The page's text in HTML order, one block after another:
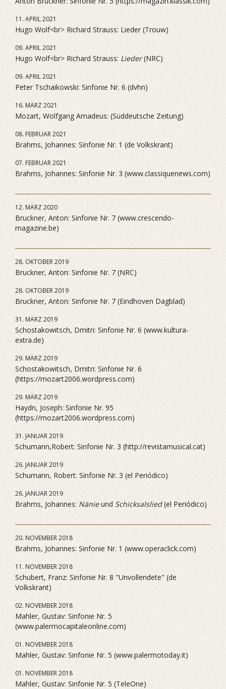
11. APRIL 2021
Hugo Wolf<br> Richard Strauss: Lieder (Trouw)
09. APRIL 2021
Hugo Wolf<br> Richard Strauss: Lieder(NRC)
09. APRIL 2021
Peter Tschaikowski: Sinfonie Nr. 6 (dvhn)
16. MÄRZ 2021
Mozart, Wolfgang Amadeus: (Süddeutsche Zeitung)
08. FEBRUAR 2021
Brahms, Johannes: Sinfonie Nr. 1 (de Volkskrant)
07. FEBRUAR 2021
Brahms, Johannes: Sinfonie Nr. 3 (www.classiquenews.com)
12. MÄRZ 2020
Bruckner, Anton: Sinfonie Nr. 7 (www.crescendo-
magazine.be)
28. OKTOBER 2019
Bruckner, Anton: Sinfonie Nr. 7 (NRC)
28. OKTOBER 2019
Bruckner, Anton: Sinfonie Nr. 7 (Eindhoven Dagblad)
31. MÄRZ 2019
Schostakowitsch, Dmitri: Sinfonie Nr. 6 (www.kultura-
extra.de)
29. MÄRZ 2019
Schostakowitsch, Dmitri: Sinfonie Nr. 6
(https://mozart2006.wordpress.com)
29. MÄRZ 2019
Haydn, Joseph: Sinfonie Nr. 95
(https://mozart2006.wordpress.com)
31. JANUAR 2019
Schumann,Robert: Sinfonie Nr. 3 (http://revistamusical.cat)
26. JANUAR 2019
Schumann, Robert: Sinfonie Nr. 3 (el Periódico)
26. JANUAR 2019
Brahms, Johannes: Nänieund Schicksalslied(el Periódico)
20. NOVEMBER 2018
Brahms, Johannes: Sinfonie Nr. 1 (www.operaclick.com)
11. NOVEMBER 2018
Schubert, Franz: Sinfonie Nr. 8 "Unvollendete" (de
Volkskrant)
02. NOVEMBER 2018
Mahler, Gustav: Sinfonie Nr. 5
(www.palermocapitaleonline.com)
01. NOVEMBER 2018
Mahler, Gustav: Sinfonie Nr. 5 (www.palermotoday.it)
01. NOVEMBER 2018
Mahler, Gustav: Sinfonie Nr. 5 (TeleOne)